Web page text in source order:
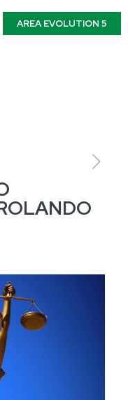
AREA EVOLUTION 5